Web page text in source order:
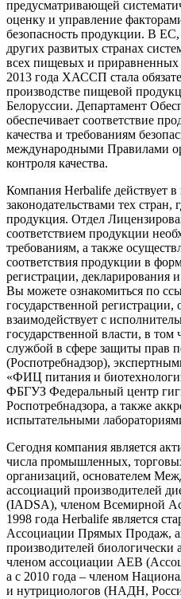
предусматривающей
оценку и управление
безопасность продукции. В
других разви­тых странах
всех пищевых и
2013 года ХАССП стала
производстве пищевой
Белоруссии. Департамент
обеспечивает соответствие
качества и требованиям
международными Правилами
контроля качества.
Компания Herbalife действует
законодательствами тех стран,
продукция. Отдел
соответствием продукции
требованиям, а также
соответствия продукции в
регистрации, декларирования
Вы можете ознакомиться по
государственной регистрации,
взаимодействует с
государственной власти, в том
службой в сфере защиты прав
(Роспотребнадзор),
«ФИЦ питания и
ФБГУЗ Федеральный центр
Роспотребнадзора, а также
испытательными
Сегодня компания является
числа промышленных,
организаций, основателем
ассоциаций производителей
(IADSA), членом Всемирной
1998 года Herbalife является
Ассоциации Прямых Продаж,
производителей
членом ассоциации AEB
а с 2010 года – членом
и нутрициологов (НАДН,